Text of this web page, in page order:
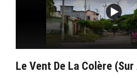
Le Vent De La Colère